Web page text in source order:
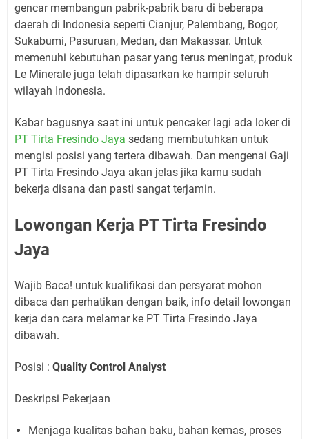
gencar membangun pabrik-pabrik baru di beberapa
daerah di Indonesia seperti Cianjur, Palembang, Bogor,
Sukabumi, Pasuruan, Medan, dan Makassar. Untuk
memenuhi kebutuhan pasar yang terus meningat, produk
Le Minerale juga telah dipasarkan ke hampir seluruh
wilayah Indonesia.
Kabar bagusnya saat ini untuk pencaker lagi ada loker di
PT Tirta Fresindo Jaya sedang membutuhkan untuk
mengisi posisi yang tertera dibawah. Dan mengenai Gaji
PT Tirta Fresindo Jaya akan jelas jika kamu sudah
bekerja disana dan pasti sangat terjamin.
Lowongan Kerja PT Tirta Fresindo
Jaya
Wajib Baca! untuk kualifikasi dan persyarat mohon
dibaca dan perhatikan dengan baik, info detail lowongan
kerja dan cara melamar ke PT Tirta Fresindo Jaya
dibawah.
Posisi : Quality Control Analyst
Deskripsi Pekerjaan
Menjaga kualitas bahan baku, bahan kemas, proses